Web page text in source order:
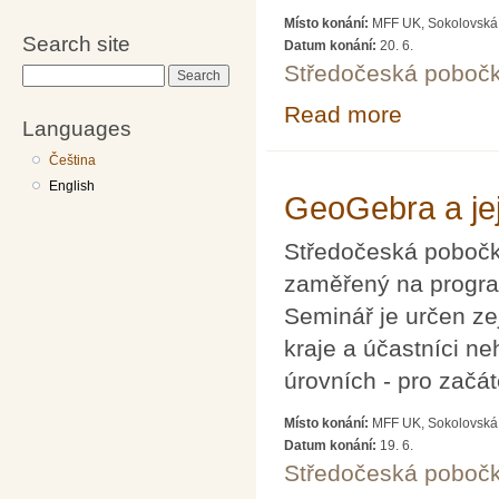
Search site
Languages
Čeština
English
Místo konání: MFF UK,
Datum konání: 20. 6.
Středočeská
Read more
GeoGebra a
Středočeská
zaměřený na
Seminář je určen
kraje a účastníci
úrovních - pro
Místo konání: MFF UK,
Datum konání: 19. 6.
Středočeská